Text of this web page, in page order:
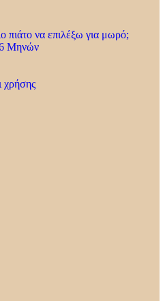
να επιλέξω για μωρό;
Μηνών
χρήσης